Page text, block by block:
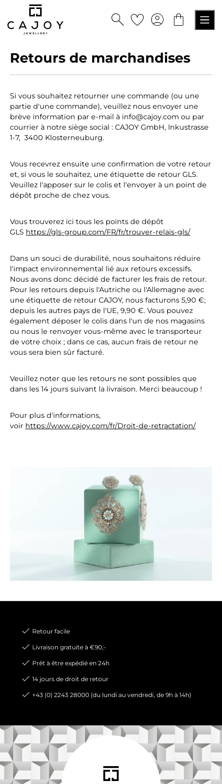
principal
Retours de marchandises
Si vous souhaitez retourner une commande (ou une
partie d'une commande), veuillez nous envoyer une
brève information par e-mail à info@cajoy.com ou par
courrier à notre siège social : CAJOY GmbH, Inkustrasse
1-7, 3400 Klosterneuburg.
Vous recevrez ensuite une confirmation de votre retour
et, si vous le souhaitez, une étiquette de retour GLS.
Veuillez l'apposer sur le colis et l'envoyer à un point de
dépôt proche de chez vous.
Vous trouverez ici tous les points de dépôt
GLS https://gls-group.com/FR/fr/trouver-relais-gls/
Dans un souci de durabilité, nous souhaitons réduire
l'impact environnemental lié aux retours excessifs.
Nous avons donc décidé de facturer les frais de retour.
Pour les retours depuis l'Autriche ou l'Allemagne avec
une étiquette de retour CAJOY, nous facturons 5,90 €;
depuis les autres pays de l'UE, 9,90 €. Vous pouvez
également déposer le colis dans l'un de nos magasins
ou nous le renvoyer vous-même avec le transporteur
de votre choix ; dans ce cas, aucun frais de retour ne
vous sera bien sûr facturé.
Veuillez noter que les retours ne sont possibles que
dans les 14 jours suivant la livraison. Merci beaucoup !
Pour plus d'informations,
voir https://www.cajoy.com/fr/Droit-de-retractation/
Retour facile
Livraison gratuite à €90,-
Prêt à être expédié en 24h
14 jours de droit de retour
+43 (0) 2243 28000 (du lundi au vendredi, de 9h à 14h)